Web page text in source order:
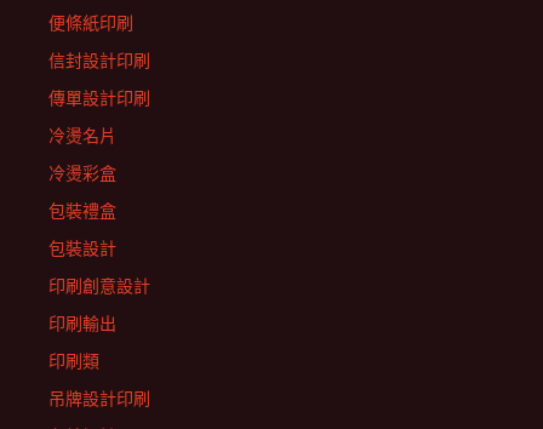
便條紙印刷
信封設計印刷
傳單設計印刷
冷燙名片
冷燙彩盒
包裝禮盒
包裝設計
印刷創意設計
印刷輸出
印刷類
吊牌設計印刷